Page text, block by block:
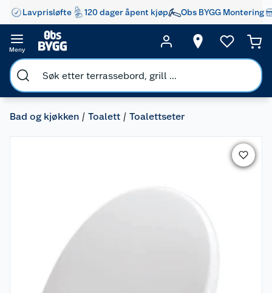
Lavprisløfte 120 dager åpent kjøp Obs BYGG Montering
Meny
Bad og kjøkken Toalett Toalettseter